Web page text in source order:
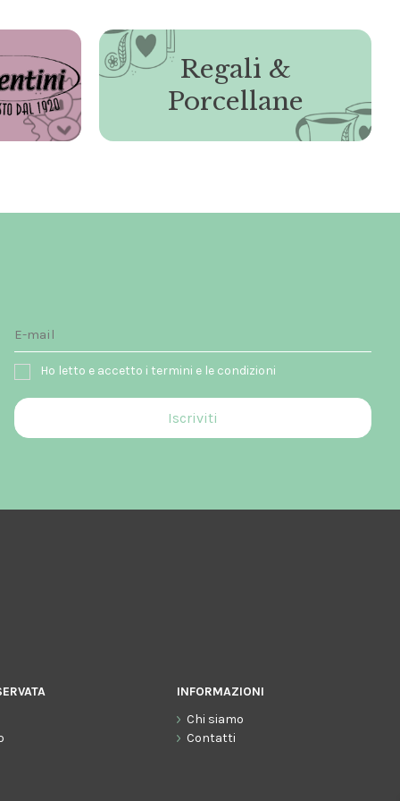
Regali &
Porcellane
Ho letto e accetto i termini e le condizioni
INFORMAZIONI
Chi siamo
Contatti